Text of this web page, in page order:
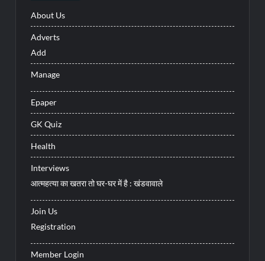
About Us
Adverts
Add
Manage
Epaper
GK Quiz
Health
Interviews
आत्महत्या का खतरा तो घर-घर में है : खंडवावाले
Join Us
Registration
Member Login